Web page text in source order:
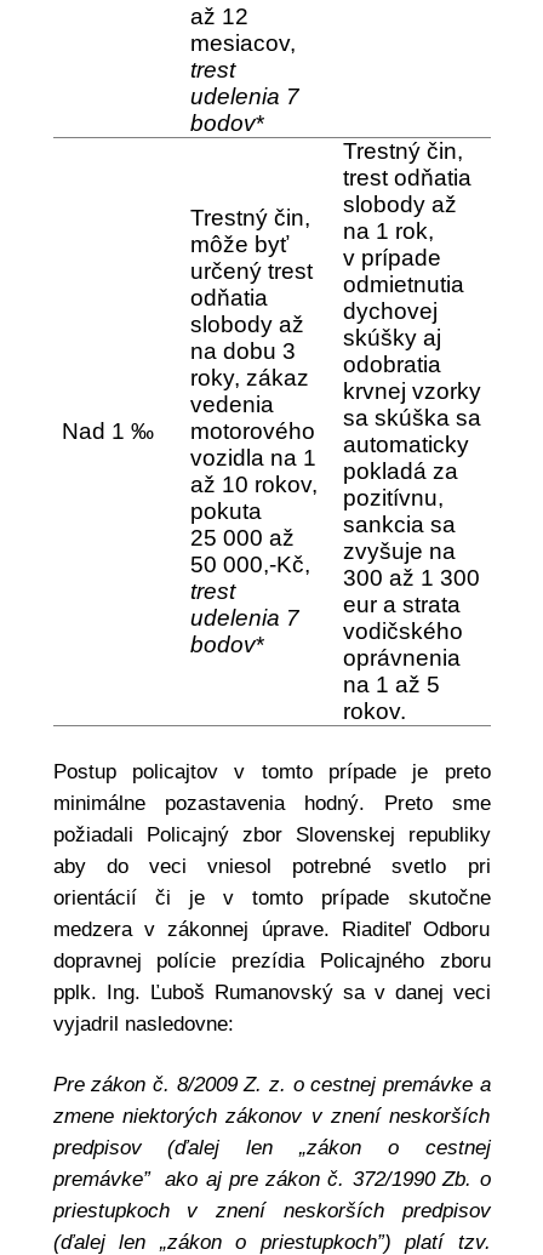
až 12
mesiacov,
trest
udelenia 7
bodov*
Nad 1 ‰
Trestný čin,
môže byť
určený trest
odňatia
slobody až
na dobu 3
roky, zákaz
vedenia
motorového
vozidla na 1
až 10 rokov,
pokuta
25 000 až
50 000,-Kč,
trest
udelenia 7
bodov*
Trestný čin,
trest odňatia
slobody až
na 1 rok,
v prípade
odmietnutia
dychovej
skúšky aj
odobratia
krvnej vzorky
sa skúška sa
automaticky
pokladá za
pozitívnu,
sankcia sa
zvyšuje na
300 až 1 300
eur a strata
vodičského
oprávnenia
na 1 až 5
rokov.
Postup policajtov v tomto prípade je preto
minimálne pozastavenia hodný. Preto sme
požiadali Policajný zbor Slovenskej republiky
aby do veci vniesol potrebné svetlo pri
orientácií či je v tomto prípade skutočne
medzera v zákonnej úprave. Riaditeľ Odboru
dopravnej polície prezídia Policajného zboru
pplk. Ing. Ľuboš Rumanovský sa v danej veci
vyjadril nasledovne:
Pre zákon č. 8/2009 Z. z. o cestnej premávke a
zmene niektorých zákonov v znení neskorších
predpisov (ďalej len „zákon o cestnej
premávke” ako aj pre zákon č. 372/1990 Zb. o
priestupkoch v znení neskorších predpisov
(ďalej len „zákon o priestupkoch”) platí tzv.